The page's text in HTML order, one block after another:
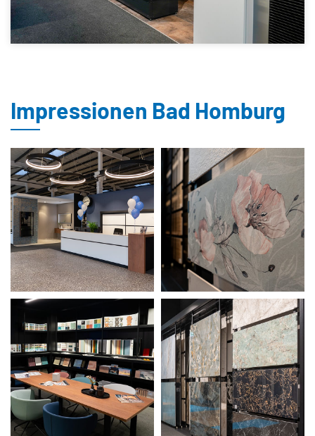
Impressionen Bad Homburg